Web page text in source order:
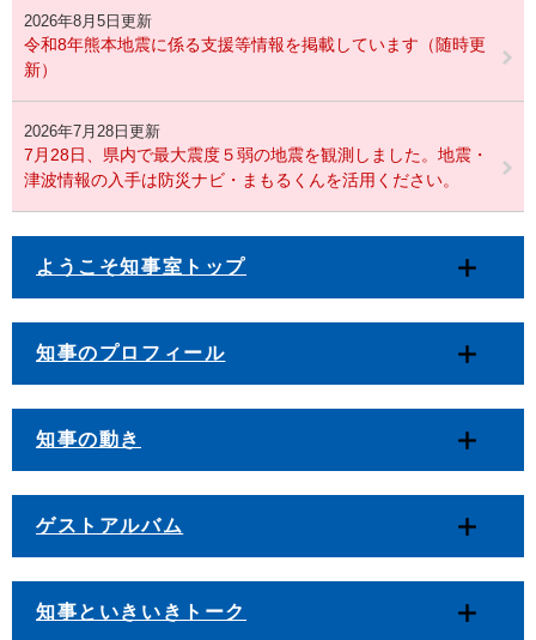
2026年8月5日更新
令和8年熊本地震に係る支援等情報を掲載しています（随時更
新）
2026年7月28日更新
7月28日、県内で最大震度５弱の地震を観測しました。地震・
津波情報の入手は防災ナビ・まもるくんを活用ください。
ようこそ知事室トップ
知事のプロフィール
知事の動き
ゲストアルバム
知事といきいきトーク